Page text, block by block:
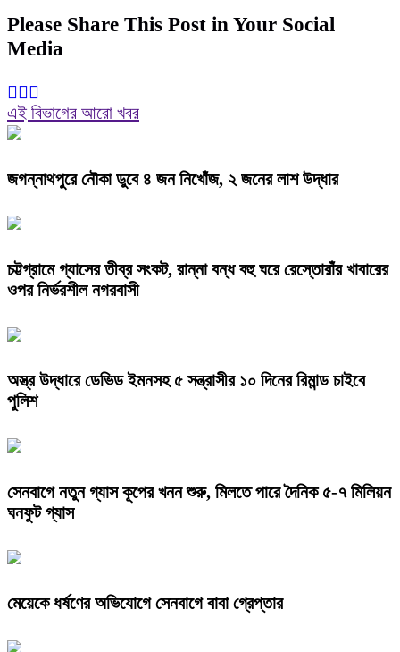
Please Share This Post in Your Social
Media
এই বিভাগের আরো খবর
জগন্নাথপুরে নৌকা ডুবে ৪ জন নিখোঁজ, ২ জনের লাশ উদ্ধার
চট্টগ্রামে গ্যাসের তীব্র সংকট, রান্না বন্ধ বহু ঘরে রেস্তোরাঁর খাবারের
ওপর নির্ভরশীল নগরবাসী
অস্ত্র উদ্ধারে ডেভিড ইমনসহ ৫ সন্ত্রাসীর ১০ দিনের রিমান্ড চাইবে
পুলিশ
সেনবাগে নতুন গ্যাস কূপের খনন শুরু, মিলতে পারে দৈনিক ৫-৭ মিলিয়ন
ঘনফুট গ্যাস
মেয়েকে ধর্ষণের অভিযোগে সেনবাগে বাবা গ্রেপ্তার